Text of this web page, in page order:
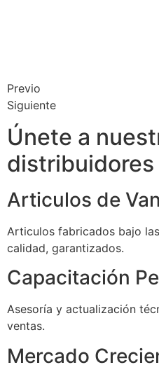
Previo
Siguiente
Únete a
distribuidores
Articulos de
Articulos fabricados bajo
calidad, garantizados.
Capacitación
Asesoría y actualización
ventas.
Mercado